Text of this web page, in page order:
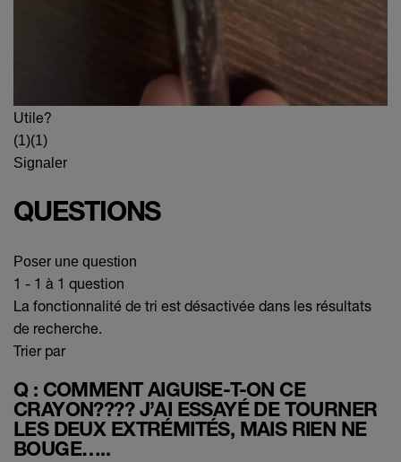
Utile?
(1)(1)
Signaler
QUESTIONS
Poser une question
1 - 1 à 1 question
La fonctionnalité de tri est désactivée dans les résultats
de recherche.
Trier par
Q : COMMENT AIGUISE-T-ON CE
CRAYON???? J’AI ESSAYÉ DE TOURNER
LES DEUX EXTRÉMITÉS, MAIS RIEN NE
BOUGE…..